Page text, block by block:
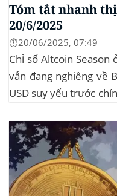
Tóm tắt nhanh
20/6/2025
⏱️20/06/2025, 07:49
Chỉ số Altcoin
vẫn đang nghiêng về
USD suy yếu trước
Sự kiện Chi tiết Hack